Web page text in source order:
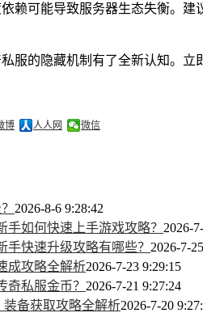
赖可能导致服务器生态失衡。
服的隐藏机制有了全新认知。立
博 人人网 微信
2026-8-6 9:28:42
如何快速上手游戏攻略？ 2026-
快速升级攻略有哪些？ 2026-7-
成攻略全解析2026-7-23 9:29:15
私服金币？ 2026-7-21 9:27:24
备获取攻略全解析2026-7-20